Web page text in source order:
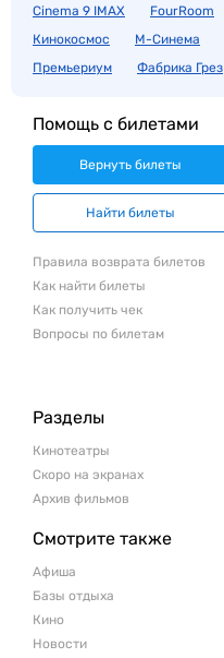
Cinema 9 IMAX FourRoom
Кинокосмос
М-Синема
Премьериум
Фабрика Грез
Помощь с билетами
Вернуть билеты
Найти билеты
Правила возврата билетов
Как найти билеты
Как получить чек
Вопросы по билетам
Разделы
Кинотеатры
Скоро на экранах
Архив фильмов
Смотрите также
Афиша
Базы отдыха
Кино
Новости